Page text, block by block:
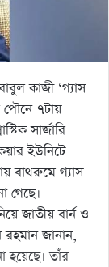
কাজী ‘গ্যাস
পৌনে ৭টায়
সার্জারি
ইউনিটে
বাথরুমে গ্যাস
গেছে।
জাতীয় বার্ন ও
রহমান জানান,
হয়েছে। তাঁর